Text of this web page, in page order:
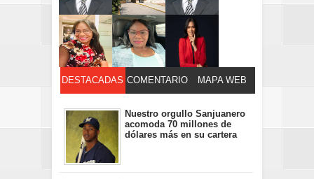
DESTACADAS COMENTARIO MAPA WEB
Nuestro orgullo Sanjuanero
acomoda 70 millones de
dólares más en su cartera